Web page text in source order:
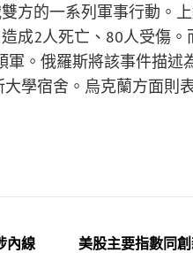
方的一系列軍事行動。
成2人死亡、80人受傷
。俄羅斯將該事件描述
學宿舍。烏克蘭方面則
內線
美股主要指數同